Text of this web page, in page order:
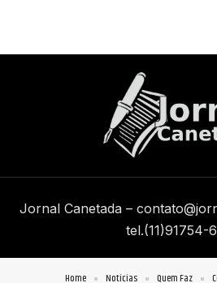
Jornal Canetada –
tel.(11)91754-
Home Notícias Quem Faz